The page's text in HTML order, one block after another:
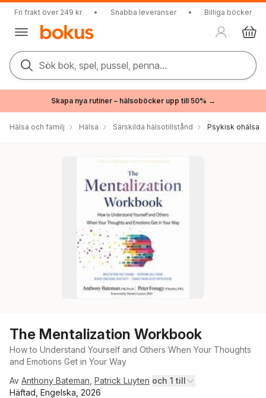
Fri frakt över 249 kr • Snabba leveranser • Billiga böcker
Sök bok, spel, pussel, penna...
Skapa nya rutiner – hälsoböcker upp till 50% →
Hälsa och familj Hälsa Särskilda hälsotillstånd Psykisk ohälsa
The Mentalization Workbook
How to Understand Yourself and Others When Your Thoughts
and Emotions Get in Your Way
Av Anthony Bateman Patrick Luyten och 1 till
Häftad, Engelska, 2026